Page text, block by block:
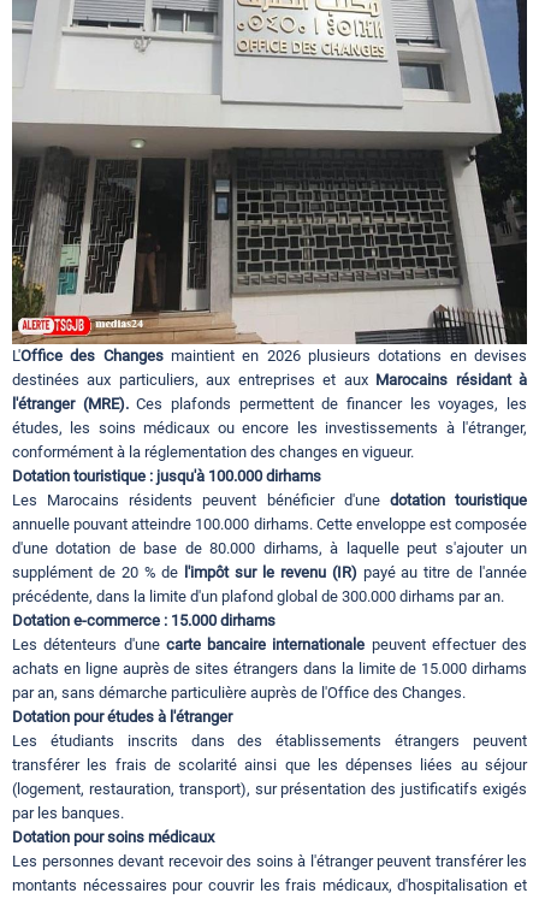
Régions
Hotels
Evenements
Contact
L'Office des Changes maintient en 2026 plusieurs dotations en devises
destinées aux particuliers, aux entreprises et aux Marocains résidant à
l'étranger (MRE).Ces plafonds permettent de financer les voyages, les
études, les soins médicaux ou encore les investissements à l'étranger,
conformément à la réglementation des changes en vigueur.
Dotation touristique : jusqu'à 100.000 dirhams
Les Marocains résidents peuvent bénéficier d'une dotation touristique
annuelle pouvant atteindre 100.000 dirhams. Cette enveloppe est composée
d'une dotation de base de 80.000 dirhams, à laquelle peut s'ajouter un
supplément de 20 % de l'impôt sur le revenu (IR) payé au titre de l'année
précédente, dans la limite d'un plafond global de 300.000 dirhams par an.
Dotation e-commerce : 15.000 dirhams
Les détenteurs d'une carte bancaire internationale peuvent effectuer des
achats en ligne auprès de sites étrangers dans la limite de 15.000 dirhams
par an, sans démarche particulière auprès de l'Office des Changes.
Dotation pour études à l'étranger
Les étudiants inscrits dans des établissements étrangers peuvent
transférer les frais de scolarité ainsi que les dépenses liées au séjour
(logement, restauration, transport), sur présentation des justificatifs exigés
par les banques.
Dotation pour soins médicaux
Les personnes devant recevoir des soins à l'étranger peuvent transférer les
montants nécessaires pour couvrir les frais médicaux, d'hospitalisation et